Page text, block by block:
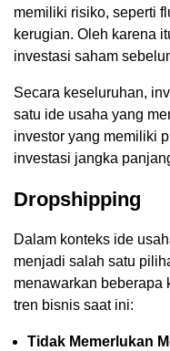
memiliki risiko, seperti
kerugian. Oleh karena
investasi saham
Secara keseluruhan,
satu ide usaha yang
investor yang memiliki
investasi jangka
Dropshipping
Dalam konteks ide
menjadi salah satu
menawarkan beberapa
tren bisnis saat ini:
Tidak Memerlukan